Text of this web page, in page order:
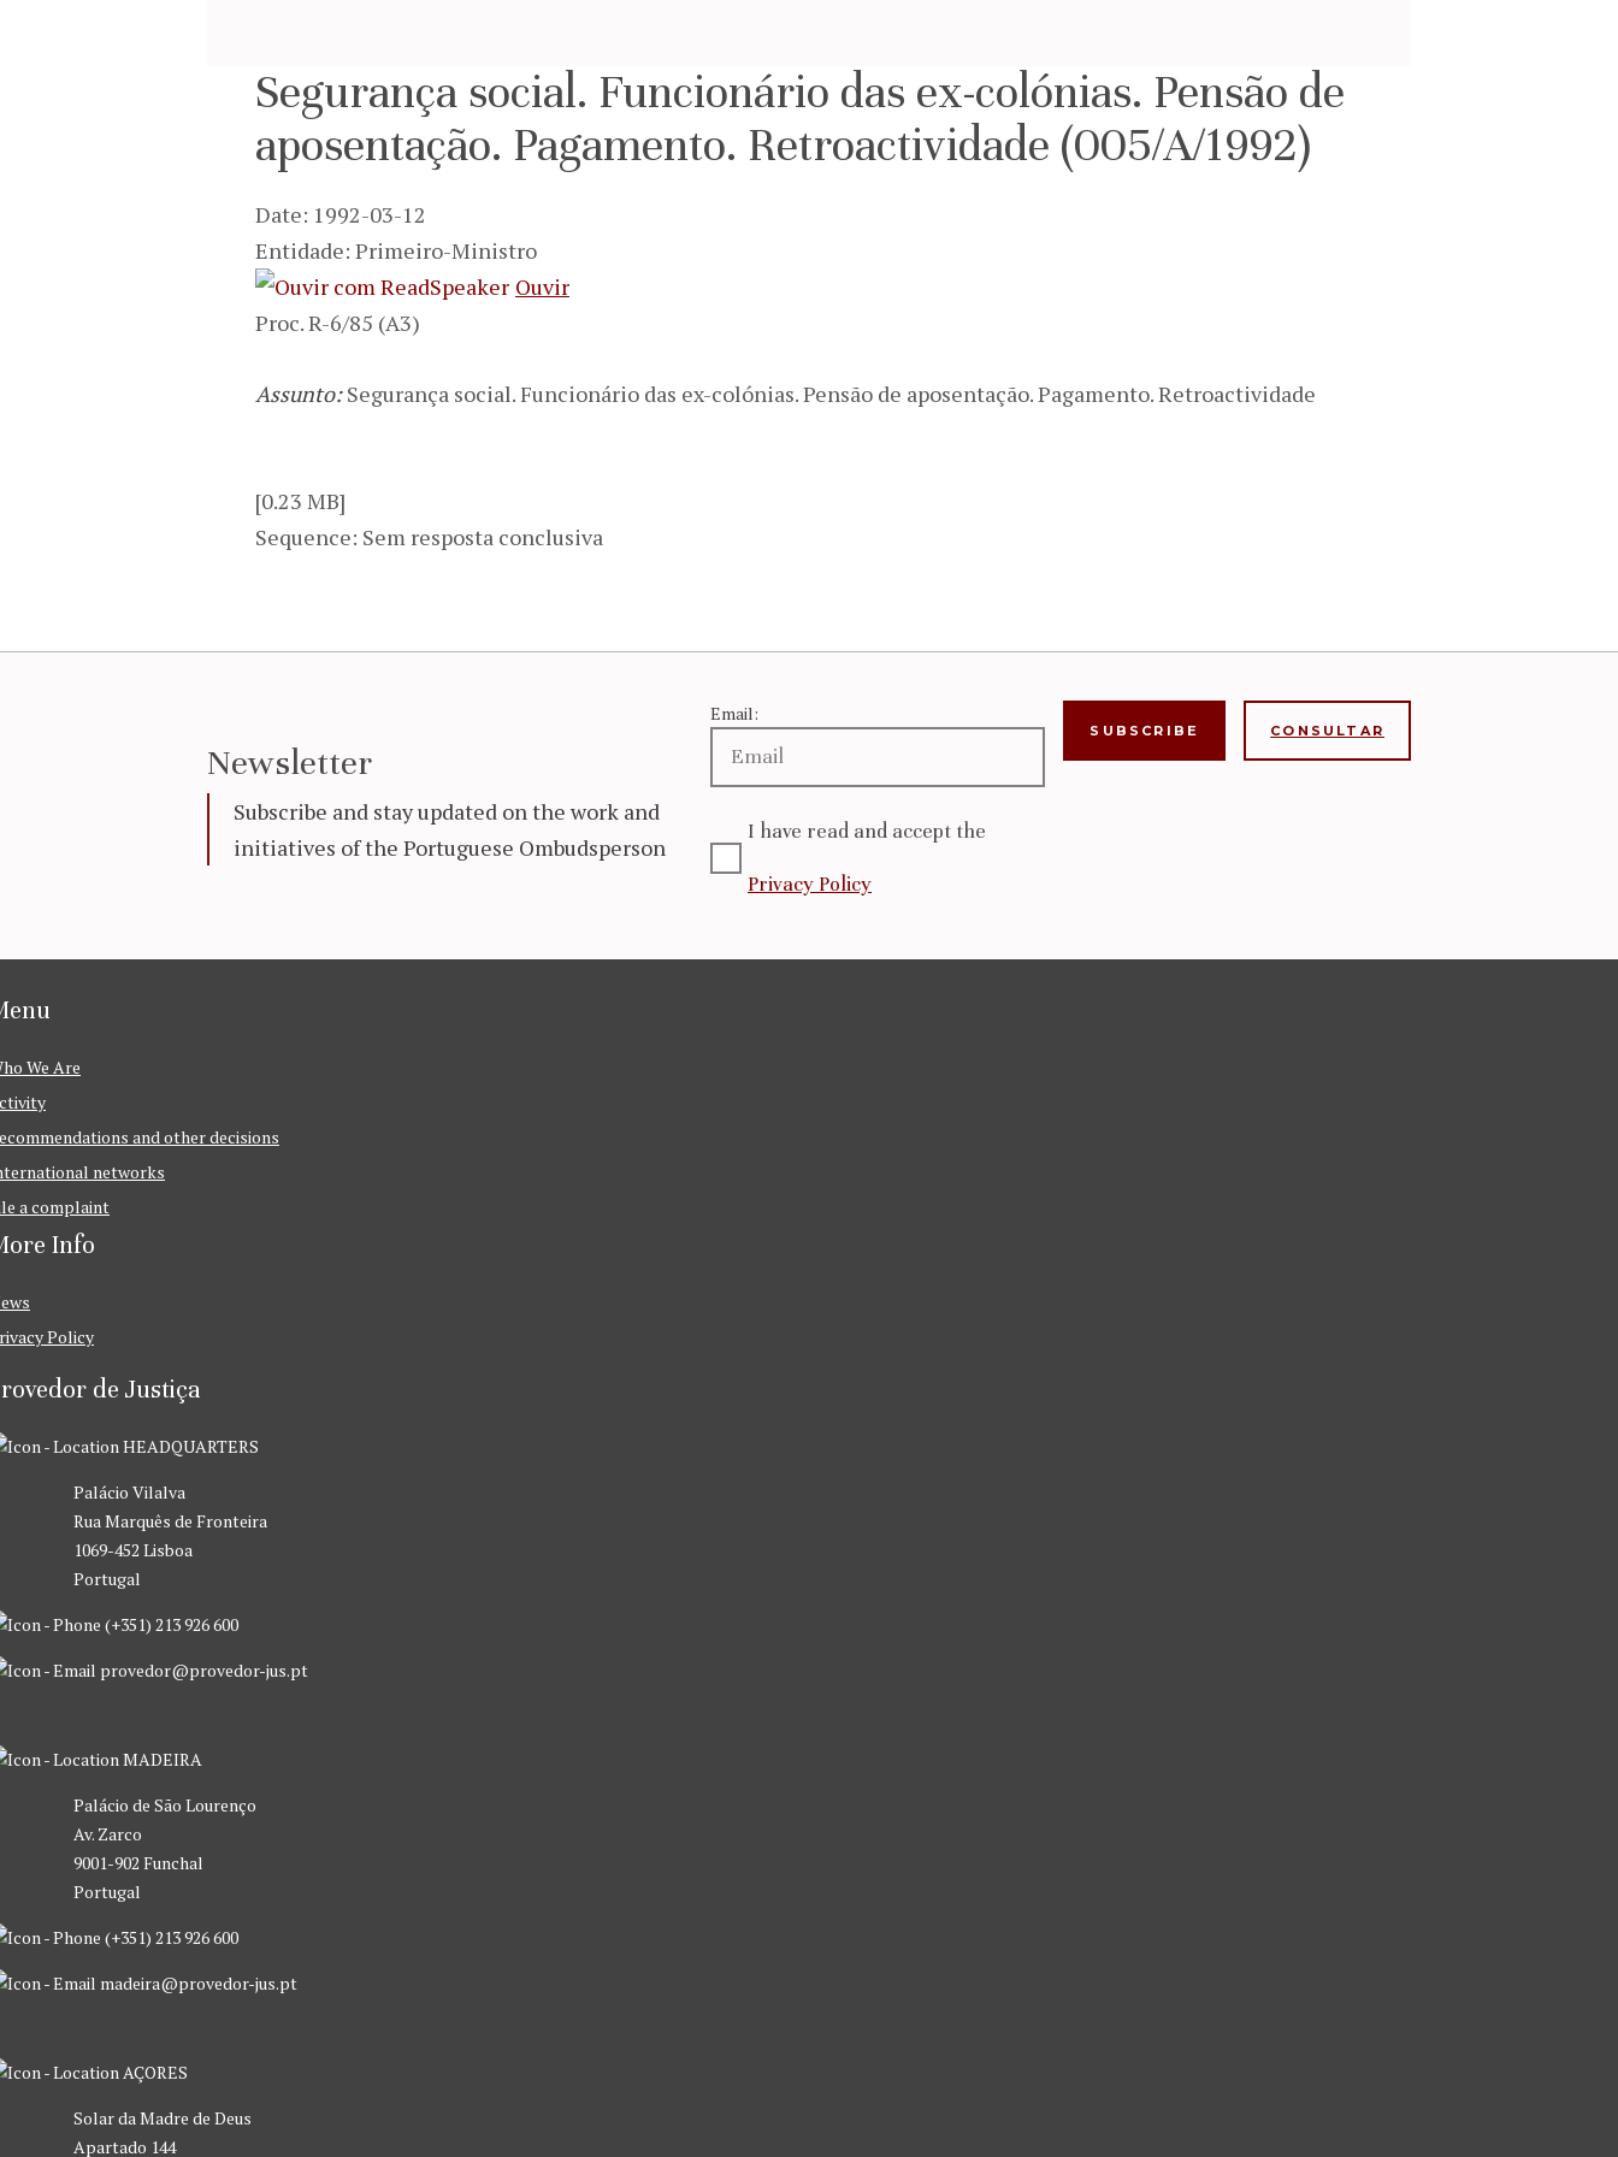
Segurança social. Funcionário das ex-colónias. Pensão de
aposentação. Pagamento. Retroactividade (005/A/1992)
Date: 1992-03-12
Entidade: Primeiro-Ministro
Ouvir
Proc. R-6/85 (A3)
Assunto:Segurança social. Funcionário das ex-colónias. Pensão de aposentação. Pagamento. Retroactividade
[0.23 MB]
Sequence: Sem resposta conclusiva
Newsletter
Subscribe and stay updated on the work and
initiatives of the Portuguese Ombudsperson
Email:
I have read and accept the
Privacy Policy
CONSULTAR
We Are
and other decisions
networks
a complaint
Info
Policy
de Justiça
HEADQUARTERS
Palácio Vilalva
Rua Marquês de Fronteira
1069-452 Lisboa
Portugal
(+351) 213 926 600
provedor@provedor-jus.pt
MADEIRA
Palácio de São Lourenço
Av. Zarco
9001-902 Funchal
Portugal
(+351) 213 926 600
madeira@provedor-jus.pt
AÇORES
Solar da Madre de Deus
Apartado 144